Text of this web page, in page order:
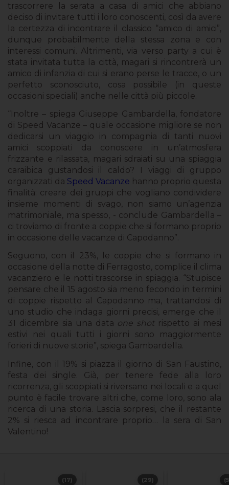
trascorrere la serata a casa di amici che abbiano
deciso di invitare tutti i loro conoscenti, così da avere
la certezza di incontrare il classico “amico di amici”,
dunque probabilmente della stessa zona e con
interessi comuni. Altrimenti, via verso party a cui è
stata invitata tutta la città, magari si rincontrerà un
amico di infanzia di cui si erano perse le tracce, o un
perfetto sconosciuto, cosa possibile (in queste
occasioni speciali) anche nelle città più piccole.
“Inoltre – spiega Giuseppe Gambardella, fondatore
di Speed Vacanze – quale occasione migliore se non
dedicarsi un viaggio in compagnia di tanti nuovi
amici scoppiati da conoscere in un’atmosfera
frizzante e rilassata, magari sdraiati su una spiaggia
caraibica gustandosi il caldo? I viaggi di gruppo
organizzati da Speed Vacanze hanno proprio questa
finalità: creare dei gruppi che vogliano condividere
insieme momenti di svago, non siamo un’agenzia
matrimoniale, ma spesso, - conclude Gambardella –
ci troviamo di fronte a coppie che si formano proprio
in occasione delle vacanze di Capodanno”.
Seguono, con il 23%, le coppie che si formano in
occasione della notte di Ferragosto, complice il clima
vacanziero e le notti trascorse in spiaggia. “Stupisce
pensare che il 15 agosto sia meno fecondo in termini
di coppie rispetto al Capodanno ma, trattandosi di
uno studio che indaga giorni precisi, emerge che il
31 dicembre sia una data one shot rispetto ai mesi
estivi nei quali tutti i giorni sono maggiormente
forieri di nuove storie”, spiega Gambardella.
Infine, con il 19% si piazza il giorno di San Faustino,
festa dei single. Già, per tenere fede alla loro
ricorrenza, gli scoppiati si riversano nei locali e a quel
punto è facile trovare altri che, come loro, sono ala
ricerca di una storia. Lascia sorpresi, che il restante
2% si riesca ad incontrare proprio… la sera di San
Valentino!
(17) (29)